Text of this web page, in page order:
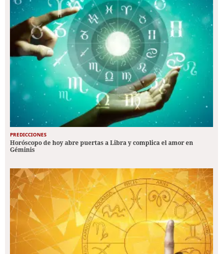
PREDICCIONES
Horóscopo de hoy abre puertas a Libra y complica el amor en
Géminis